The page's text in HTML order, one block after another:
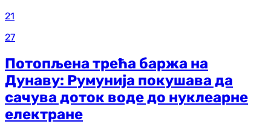
21
27
Потопљена трећа баржа на
Дунаву: Румунија покушава да
сачува доток воде до нуклеарне
електране